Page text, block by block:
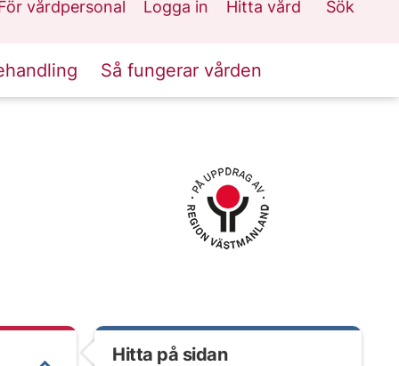
vårdpersonal
Logga in
Hitta vård
Sök
Så fungerar vården
Hitta på sidan